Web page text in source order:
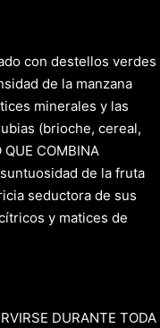
con destellos verdes
de la manzana
minerales y las
(brioche, cereal,
COMBINA
de la fruta
seductora de sus
y matices de
DURANTE TODA